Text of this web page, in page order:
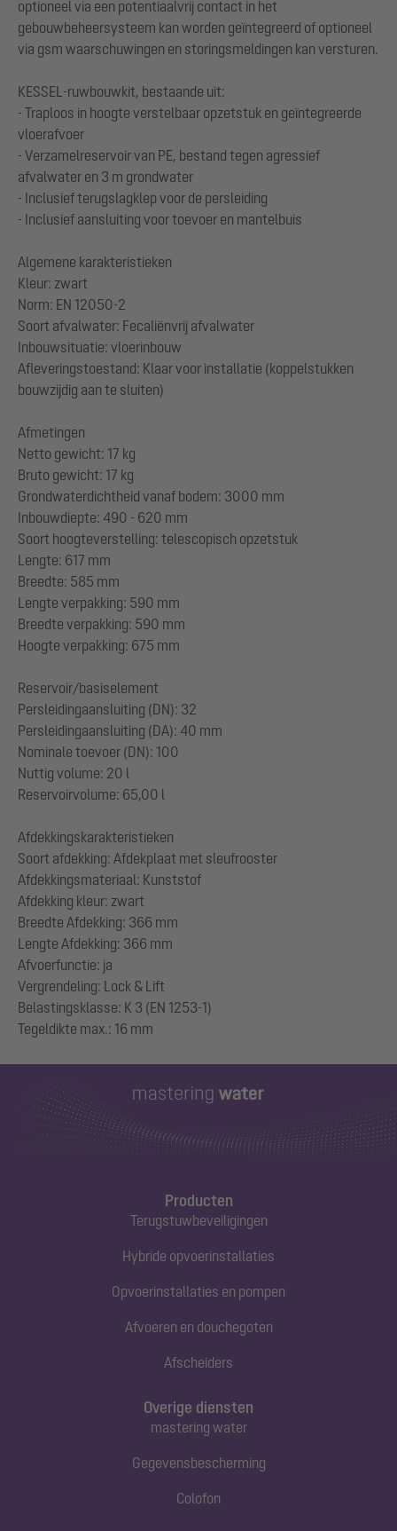
optioneel via een potentiaalvrij contact in het
gebouwbeheersysteem kan worden geïntegreerd of optioneel
via gsm waarschuwingen en storingsmeldingen kan versturen.
KESSEL-ruwbouwkit, bestaande uit:
- Traploos in hoogte verstelbaar opzetstuk en geïntegreerde
vloerafvoer
- Verzamelreservoir van PE, bestand tegen agressief
afvalwater en 3 m grondwater
- Inclusief terugslagklep voor de persleiding
- Inclusief aansluiting voor toevoer en mantelbuis
Algemene karakteristieken
Kleur: zwart
Norm: EN 12050-2
Soort afvalwater: Fecaliënvrij afvalwater
Inbouwsituatie: vloerinbouw
Afleveringstoestand: Klaar voor installatie (koppelstukken
bouwzijdig aan te sluiten)
Afmetingen
Netto gewicht: 17 kg
Bruto gewicht: 17 kg
Grondwaterdichtheid vanaf bodem: 3000 mm
Inbouwdiepte: 490 - 620 mm
Soort hoogteverstelling: telescopisch opzetstuk
Lengte: 617 mm
Breedte: 585 mm
Lengte verpakking: 590 mm
Breedte verpakking: 590 mm
Hoogte verpakking: 675 mm
Reservoir/basiselement
Persleidingaansluiting (DN): 32
Persleidingaansluiting (DA): 40 mm
Nominale toevoer (DN): 100
Nuttig volume: 20 l
Reservoirvolume: 65,00 l
Afdekkingskarakteristieken
Soort afdekking: Afdekplaat met sleufrooster
Afdekkingsmateriaal: Kunststof
Afdekking kleur: zwart
Breedte Afdekking: 366 mm
Lengte Afdekking: 366 mm
Afvoerfunctie: ja
Vergrendeling: Lock & Lift
Belastingsklasse: K 3 (EN 1253-1)
Producten
Terugstuwbeveiligingen
Hybride opvoerinstallaties
Opvoerinstallaties en pompen
Afvoeren en douchegoten
Afscheiders
Overige diensten
mastering water
Gegevensbescherming
Colofon